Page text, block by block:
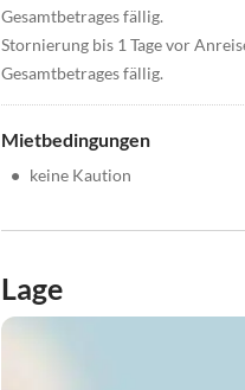
Gesamtbetrages fällig.
Stornierung bis 1 Tage vor
Gesamtbetrages fällig.
Mietbedingungen
• keine Kaution
Lage